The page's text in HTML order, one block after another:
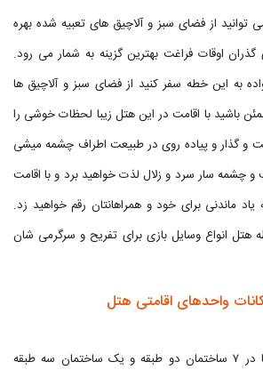
توانید از فضای سبز و آلاچیق های تعبیه شده بهره
اوقات فراغت بهترین گزینه به شمار می رود.
به این خطه سفر کنید از فضای سبز و آلاچیق ها
باشید با اقامت در این هتل زیبا لحظات خوشی را
و گذار و پیاده روی در طبیعت اطراف چشمه میشی
و چشمه سار سرد و زلال لذت خواهید برد و با اقامت
یاد ماندنی برای خود و همراهانتان رقم خواهید زد.
هتل انواع وسایل بازی برای تفریح و سرگرمی شان
واحدهای اقامتی هتل
سوئیت های هتل دال دنا در ۷ ساختمان دو طبقه و یک ساختمان سه طبقه